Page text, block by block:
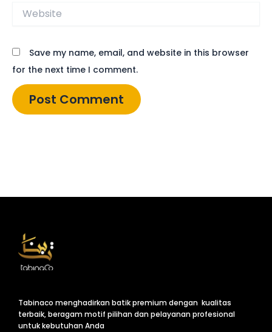
Website
Save my name, email, and website in this browser
for the next time I comment.
Tabinaco menghadirkan batik premium dengan kualitas
terbaik, beragam motif pilihan dan pelayanan profesional
untuk kebutuhan Anda